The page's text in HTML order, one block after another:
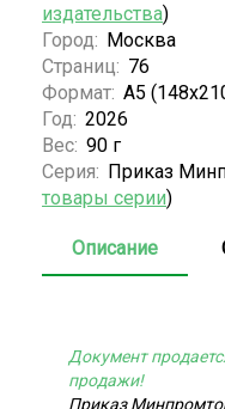
издательства)
Город: Москва
Страниц: 76
Формат: А5
Год: 2026
Вес: 90 г
Серия: Приказ
товары серии)
Описание
Документ
продажи!
Приказ